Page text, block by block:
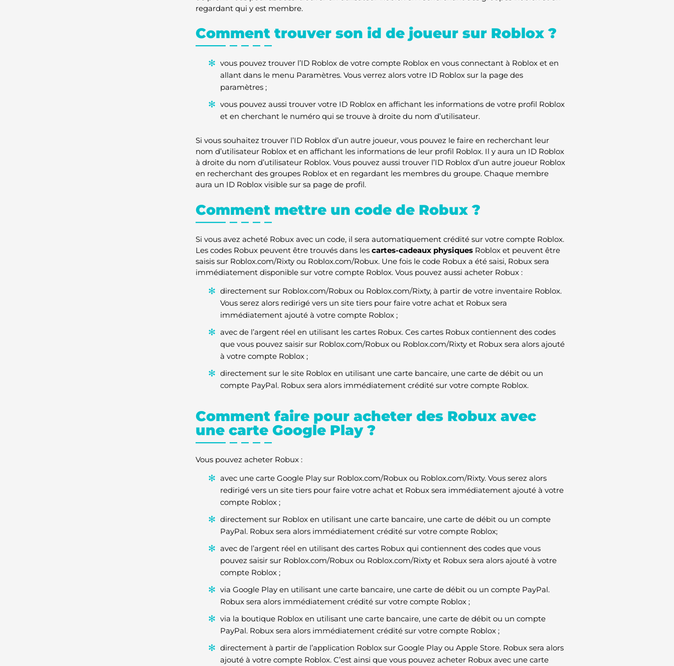
regardant qui y est membre.
Comment trouver son id de joueur sur Roblox ?
vous pouvez trouver l’ID Roblox de votre compte Roblox en vous connectant à Roblox et en
allant dans le menu Paramètres. Vous verrez alors votre ID Roblox sur la page des
paramètres ;
vous pouvez aussi trouver votre ID Roblox en affichant les informations de votre profil Roblox
et en cherchant le numéro qui se trouve à droite du nom d’utilisateur.
Si vous souhaitez trouver l’ID Roblox d’un autre joueur, vous pouvez le faire en recherchant leur
nom d’utilisateur Roblox et en affichant les informations de leur profil Roblox. Il y aura un ID Roblox
à droite du nom d’utilisateur Roblox. Vous pouvez aussi trouver l’ID Roblox d’un autre joueur Roblox
en recherchant des groupes Roblox et en regardant les membres du groupe. Chaque membre
aura un ID Roblox visible sur sa page de profil.
Comment mettre un code de Robux ?
Si vous avez acheté Robux avec un code, il sera automatiquement crédité sur votre compte Roblox.
Les codes Robux peuvent être trouvés dans les cartes-cadeaux physiquesRoblox et peuvent être
saisis sur Roblox.com/Rixty ou Roblox.com/Robux. Une fois le code Robux a été saisi, Robux sera
immédiatement disponible sur votre compte Roblox. Vous pouvez aussi acheter Robux :
directement sur Roblox.com/Robux ou Roblox.com/Rixty, à partir de votre inventaire Roblox.
Vous serez alors redirigé vers un site tiers pour faire votre achat et Robux sera
immédiatement ajouté à votre compte Roblox ;
avec de l’argent réel en utilisant les cartes Robux. Ces cartes Robux contiennent des codes
que vous pouvez saisir sur Roblox.com/Robux ou Roblox.com/Rixty et Robux sera alors ajouté
à votre compte Roblox ;
directement sur le site Roblox en utilisant une carte bancaire, une carte de débit ou un
compte PayPal. Robux sera alors immédiatement crédité sur votre compte Roblox.
Comment faire pour acheter des Robux avec
une carte Google Play ?
Vous pouvez acheter Robux :
avec une carte Google Play sur Roblox.com/Robux ou Roblox.com/Rixty. Vous serez alors
redirigé vers un site tiers pour faire votre achat et Robux sera immédiatement ajouté à votre
compte Roblox ;
directement sur Roblox en utilisant une carte bancaire, une carte de débit ou un compte
PayPal. Robux sera alors immédiatement crédité sur votre compte Roblox;
avec de l’argent réel en utilisant des cartes Robux qui contiennent des codes que vous
pouvez saisir sur Roblox.com/Robux ou Roblox.com/Rixty et Robux sera alors ajouté à votre
compte Roblox ;
via Google Play en utilisant une carte bancaire, une carte de débit ou un compte PayPal.
Robux sera alors immédiatement crédité sur votre compte Roblox ;
via la boutique Roblox en utilisant une carte bancaire, une carte de débit ou un compte
PayPal. Robux sera alors immédiatement crédité sur votre compte Roblox ;
directement à partir de l’application Roblox sur Google Play ou Apple Store. Robux sera alors
ajouté à votre compte Roblox. C’est ainsi que vous pouvez acheter Robux avec une carte